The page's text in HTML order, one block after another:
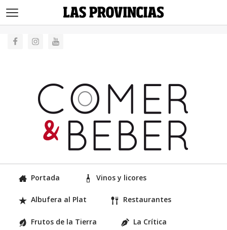
Portada Vinos y licores
Albufera al Plat Restaurantes
Frutos de la Tierra La Crítica